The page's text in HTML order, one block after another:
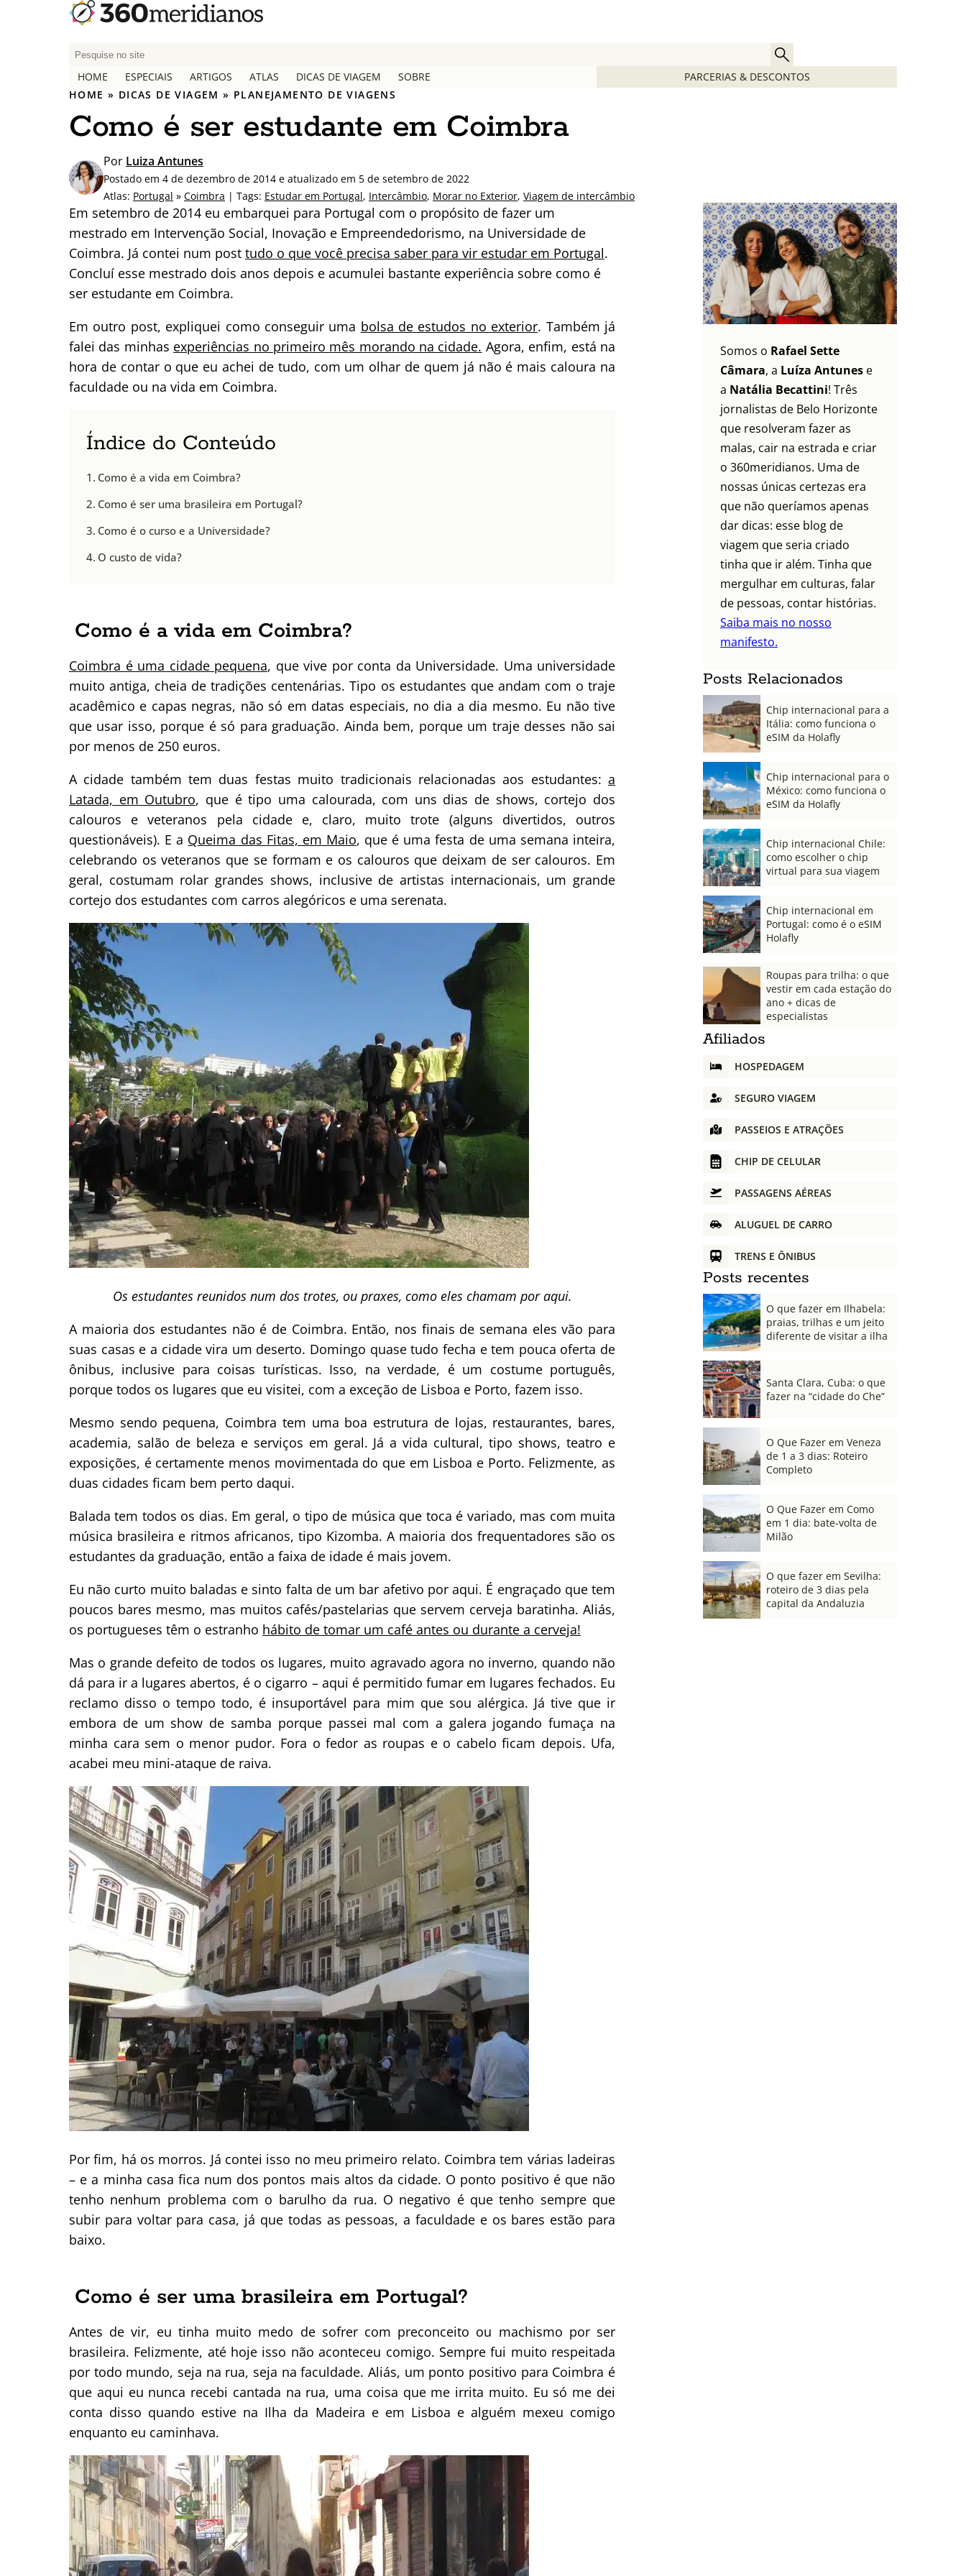
P
q
u
i
a
r
p
o
r
:
HOME ESPECIAIS ARTIGOS ATLAS DICAS DE VIAGEM SOBRE
PARCERIAS & DESCONTOS
HOME » DICAS DE VIAGEM » PLANEJAMENTO DE VIAGENS
Como é ser estudante em Coimbra
Por Luiza Antunes
Postado em 4 de dezembro de 2014 e atualizado em 5 de setembro de 2022
Atlas: Portugal » Coimbra | Tags: Estudar em Portugal, Intercâmbio, Morar no Exterior, Viagem de intercâmbio
Em setembro de 2014 eu embarquei para Portugal com o propósito de fazer um
mestrado em Intervenção Social, Inovação e Empreendedorismo, na Universidade de
Coimbra. Já contei num post tudo o que você precisa saber para vir estudar em Portugal.
Concluí esse mestrado dois anos depois e acumulei bastante experiência sobre como é
ser estudante em Coimbra.
Em outro post, expliquei como conseguir uma bolsa de estudos no exterior. Também já
falei das minhas experiências no primeiro mês morando na cidade. Agora, enfim, está na
hora de contar o que eu achei de tudo, com um olhar de quem já não é mais caloura na
faculdade ou na vida em Coimbra.
Índice do Conteúdo
Como é a vida em Coimbra?
Como é ser uma brasileira em Portugal?
Como é o curso e a Universidade?
O custo de vida?
Como é a vida em Coimbra?
Coimbra é uma cidade pequena, que vive por conta da Universidade. Uma universidade
muito antiga, cheia de tradições centenárias. Tipo os estudantes que andam com o traje
acadêmico e capas negras, não só em datas especiais, no dia a dia mesmo. Eu não tive
que usar isso, porque é só para graduação. Ainda bem, porque um traje desses não sai
por menos de 250 euros.
A cidade também tem duas festas muito tradicionais relacionadas aos estudantes: a
Latada, em Outubro, que é tipo uma calourada, com uns dias de shows, cortejo dos
calouros e veteranos pela cidade e, claro, muito trote (alguns divertidos, outros
questionáveis). E a Queima das Fitas, em Maio, que é uma festa de uma semana inteira,
celebrando os veteranos que se formam e os calouros que deixam de ser calouros. Em
geral, costumam rolar grandes shows, inclusive de artistas internacionais, um grande
cortejo dos estudantes com carros alegóricos e uma serenata.
Os estudantes reunidos num dos trotes, ou praxes, como eles chamam por aqui.
A maioria dos estudantes não é de Coimbra. Então, nos finais de semana eles vão para
suas casas e a cidade vira um deserto. Domingo quase tudo fecha e tem pouca oferta de
ônibus, inclusive para coisas turísticas. Isso, na verdade, é um costume português,
porque todos os lugares que eu visitei, com a exceção de Lisboa e Porto, fazem isso.
Mesmo sendo pequena, Coimbra tem uma boa estrutura de lojas, restaurantes, bares,
academia, salão de beleza e serviços em geral. Já a vida cultural, tipo shows, teatro e
exposições, é certamente menos movimentada do que em Lisboa e Porto. Felizmente, as
duas cidades ficam bem perto daqui.
Balada tem todos os dias. Em geral, o tipo de música que toca é variado, mas com muita
música brasileira e ritmos africanos, tipo Kizomba. A maioria dos frequentadores são os
estudantes da graduação, então a faixa de idade é mais jovem.
Eu não curto muito baladas e sinto falta de um bar afetivo por aqui. É engraçado que tem
poucos bares mesmo, mas muitos cafés/pastelarias que servem cerveja baratinha. Aliás,
os portugueses têm o estranho hábito de tomar um café antes ou durante a cerveja!
Mas o grande defeito de todos os lugares, muito agravado agora no inverno, quando não
dá para ir a lugares abertos, é o cigarro – aqui é permitido fumar em lugares fechados. Eu
reclamo disso o tempo todo, é insuportável para mim que sou alérgica. Já tive que ir
embora de um show de samba porque passei mal com a galera jogando fumaça na
minha cara sem o menor pudor. Fora o fedor as roupas e o cabelo ficam depois. Ufa,
acabei meu mini-ataque de raiva.
Por fim, há os morros. Já contei isso no meu primeiro relato. Coimbra tem várias ladeiras
– e a minha casa fica num dos pontos mais altos da cidade. O ponto positivo é que não
tenho nenhum problema com o barulho da rua. O negativo é que tenho sempre que
subir para voltar para casa, já que todas as pessoas, a faculdade e os bares estão para
baixo.
Como é ser uma brasileira em Portugal?
Antes de vir, eu tinha muito medo de sofrer com preconceito ou machismo por ser
brasileira. Felizmente, até hoje isso não aconteceu comigo. Sempre fui muito respeitada
por todo mundo, seja na rua, seja na faculdade. Aliás, um ponto positivo para Coimbra é
que aqui eu nunca recebi cantada na rua, uma coisa que me irrita muito. Eu só me dei
conta disso quando estive na Ilha da Madeira e em Lisboa e alguém mexeu comigo
enquanto eu caminhava.
Somos o Rafael Sette
Câmara, a Luíza Antunes e
a Natália Becattini! Três
jornalistas de Belo Horizonte
que resolveram fazer as
malas, cair na estrada e criar
o 360meridianos. Uma de
nossas únicas certezas era
que não queríamos apenas
dar dicas: esse blog de
viagem que seria criado
tinha que ir além. Tinha que
mergulhar em culturas, falar
de pessoas, contar histórias.
Saiba mais no nosso
manifesto.
Posts Relacionados
Chip internacional para a
Itália: como funciona o
eSIM da Holafly
Chip internacional para o
México: como funciona o
eSIM da Holafly
Chip internacional Chile:
como escolher o chip
virtual para sua viagem
Chip internacional em
Portugal: como é o eSIM
Holafly
Roupas para trilha: o que
vestir em cada estação do
ano + dicas de
especialistas
Afiliados
HOSPEDAGEM
SEGURO VIAGEM
PASSEIOS E ATRAÇÕES
CHIP DE CELULAR
PASSAGENS AÉREAS
ALUGUEL DE CARRO
TRENS E ÔNIBUS
Posts recentes
O que fazer em Ilhabela:
praias, trilhas e um jeito
diferente de visitar a ilha
Santa Clara, Cuba: o que
fazer na “cidade do Che”
O Que Fazer em Veneza
de 1 a 3 dias: Roteiro
Completo
O Que Fazer em Como
em 1 dia: bate-volta de
Milão
O que fazer em Sevilha:
roteiro de 3 dias pela
capital da Andaluzia